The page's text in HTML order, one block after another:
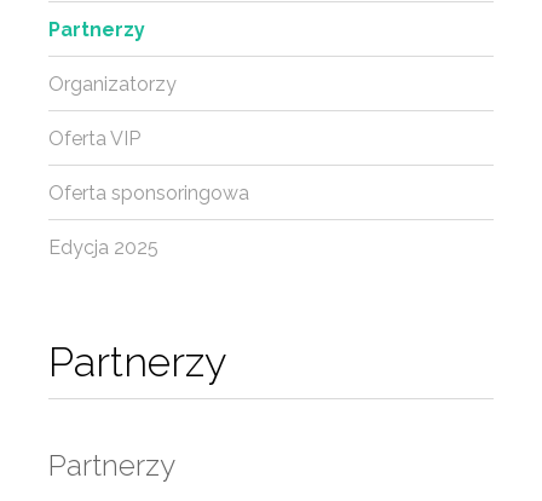
Partnerzy
Partnerzy
Partnerzy
Organizatorzy
Oferta VIP
Oferta sponsoringowa
Edycja 2025